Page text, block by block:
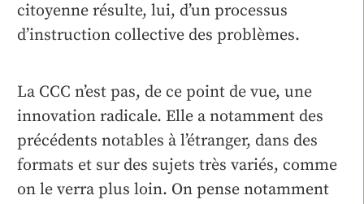
citoyenne résulte, lui, d’un processus
d’instruction collective des problèmes.
La CCC n’est pas, de ce point de vue, une
innovation radicale. Elle a notamment des
précédents notables à l’étranger, dans des
formats et sur des sujets très variés, comme
on le verra plus loin. On pense notamment